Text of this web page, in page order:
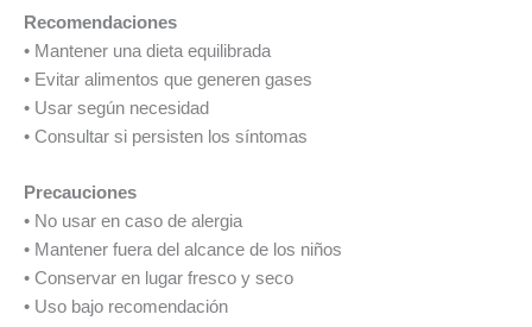
Recomendaciones
• Mantener una dieta equilibrada
• Evitar alimentos que generen gases
• Usar según necesidad
• Consultar si persisten los síntomas
Precauciones
• No usar en caso de alergia
• Mantener fuera del alcance de los niños
• Conservar en lugar fresco y seco
• Uso bajo recomendación